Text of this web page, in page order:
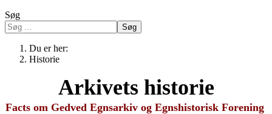
Søg
Søg
Du er her:
Historie
Arkivets historie
Facts om Gedved Egnsarkiv og Egnshistorisk Forening